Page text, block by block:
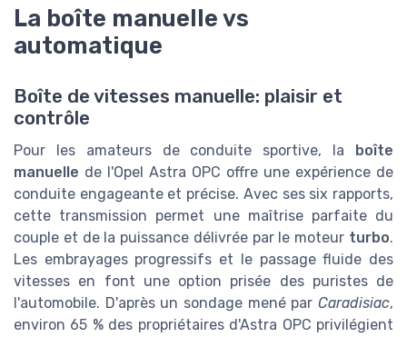
La boîte manuelle vs
automatique
Boîte de vitesses manuelle: plaisir et
contrôle
Pour les amateurs de conduite sportive, la
boîte
manuelle de l'Opel Astra OPC offre une expérience de
conduite engageante et précise. Avec ses six rapports,
cette transmission permet une maîtrise parfaite du
couple et de la puissance délivrée par le moteur turbo.
Les embrayages progressifs et le passage fluide des
vitesses en font une option prisée des puristes de
l'automobile. D'après un sondage mené par Caradisiac,
environ 65 % des propriétaires d'Astra OPC privilégient